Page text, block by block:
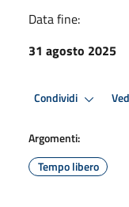
Data fine:
31 agosto 2025
Condividi
Argomenti:
Tempo libero